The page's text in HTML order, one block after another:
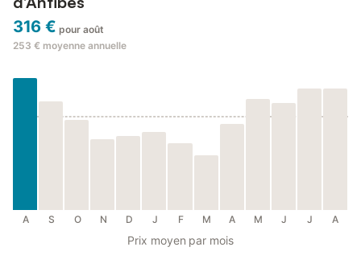
316 € pour août
253 € moyenne annuelle
A S O N D J F M A M J J A
Prix moyen par mois